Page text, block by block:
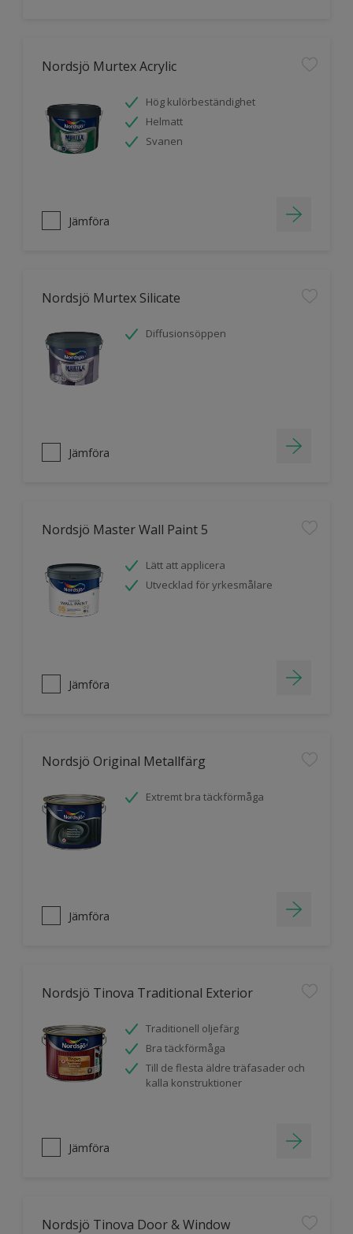
Nordsjö Murtex Acrylic
Hög kulörbeständighet
Helmatt
Svanen
Jämföra
Nordsjö Murtex Silicate
Diffusionsöppen
Jämföra
Nordsjö Master Wall Paint 5
Lätt att applicera
Utvecklad för yrkesmålare
Jämföra
Nordsjö Original Metallfärg
Extremt bra täckförmåga
Jämföra
Nordsjö Tinova Traditional Exterior
Traditionell oljefärg
Bra täckförmåga
Till de flesta äldre träfasader och
kalla konstruktioner
Jämföra
Nordsjö Tinova Door & Window